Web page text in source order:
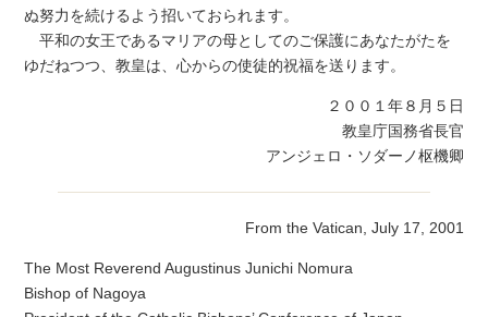
ぬ努力を続けるよう招いておられます。
平和の女王であるマリアの母としてのご保護にあなたがたを
ゆだねつつ、教皇は、心からの使徒的祝福を送ります。
２００１年８月５日
教皇庁国務省長官
アンジェロ・ソダーノ枢機卿
From the Vatican, July 17, 2001
The Most Reverend Augustinus Junichi Nomura
Bishop of Nagoya